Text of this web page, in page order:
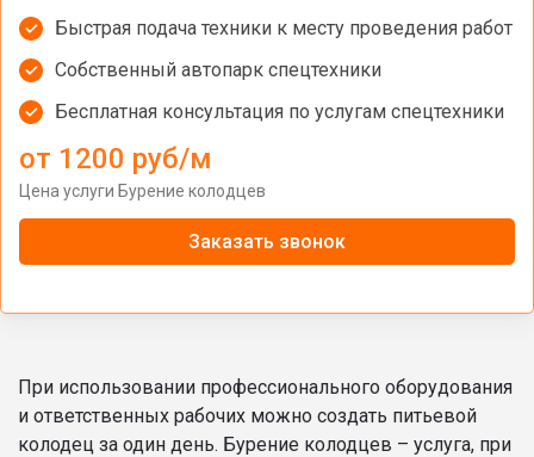
Быстрая подача техники к месту проведения работ
Собственный автопарк спецтехники
Бесплатная консультация по услугам спецтехники
от 1200 руб/м
Цена услуги Бурение колодцев
Заказать звонок
При использовании профессионального оборудования
и ответственных рабочих можно создать питьевой
колодец за один день. Бурение колодцев – услуга, при